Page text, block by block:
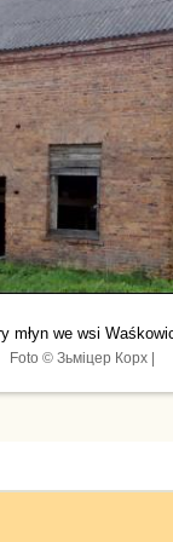
młyn we wsi
Foto © Зьміцер Корх |